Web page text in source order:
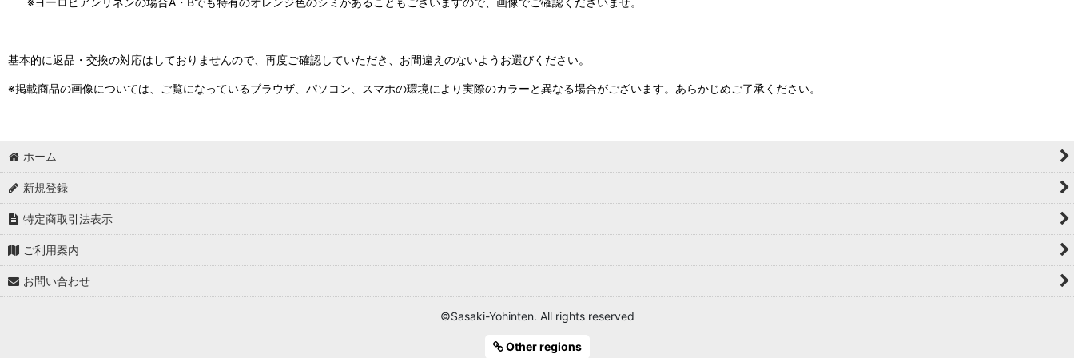
基本的に返品・交換の対応はしておりませんので、再度ご確認していただき、お間違えのないようお選びください。
※掲載商品の画像については、ご覧になっているブラウザ、パソコン、スマホの環境により実際のカラーと異なる場合がございます。あらかじめご了承ください。
ホーム
新規登録
特定商取引法表示
ご利用案内
お問い合わせ
©Sasaki-Yohinten. All rights reserved
Other regions